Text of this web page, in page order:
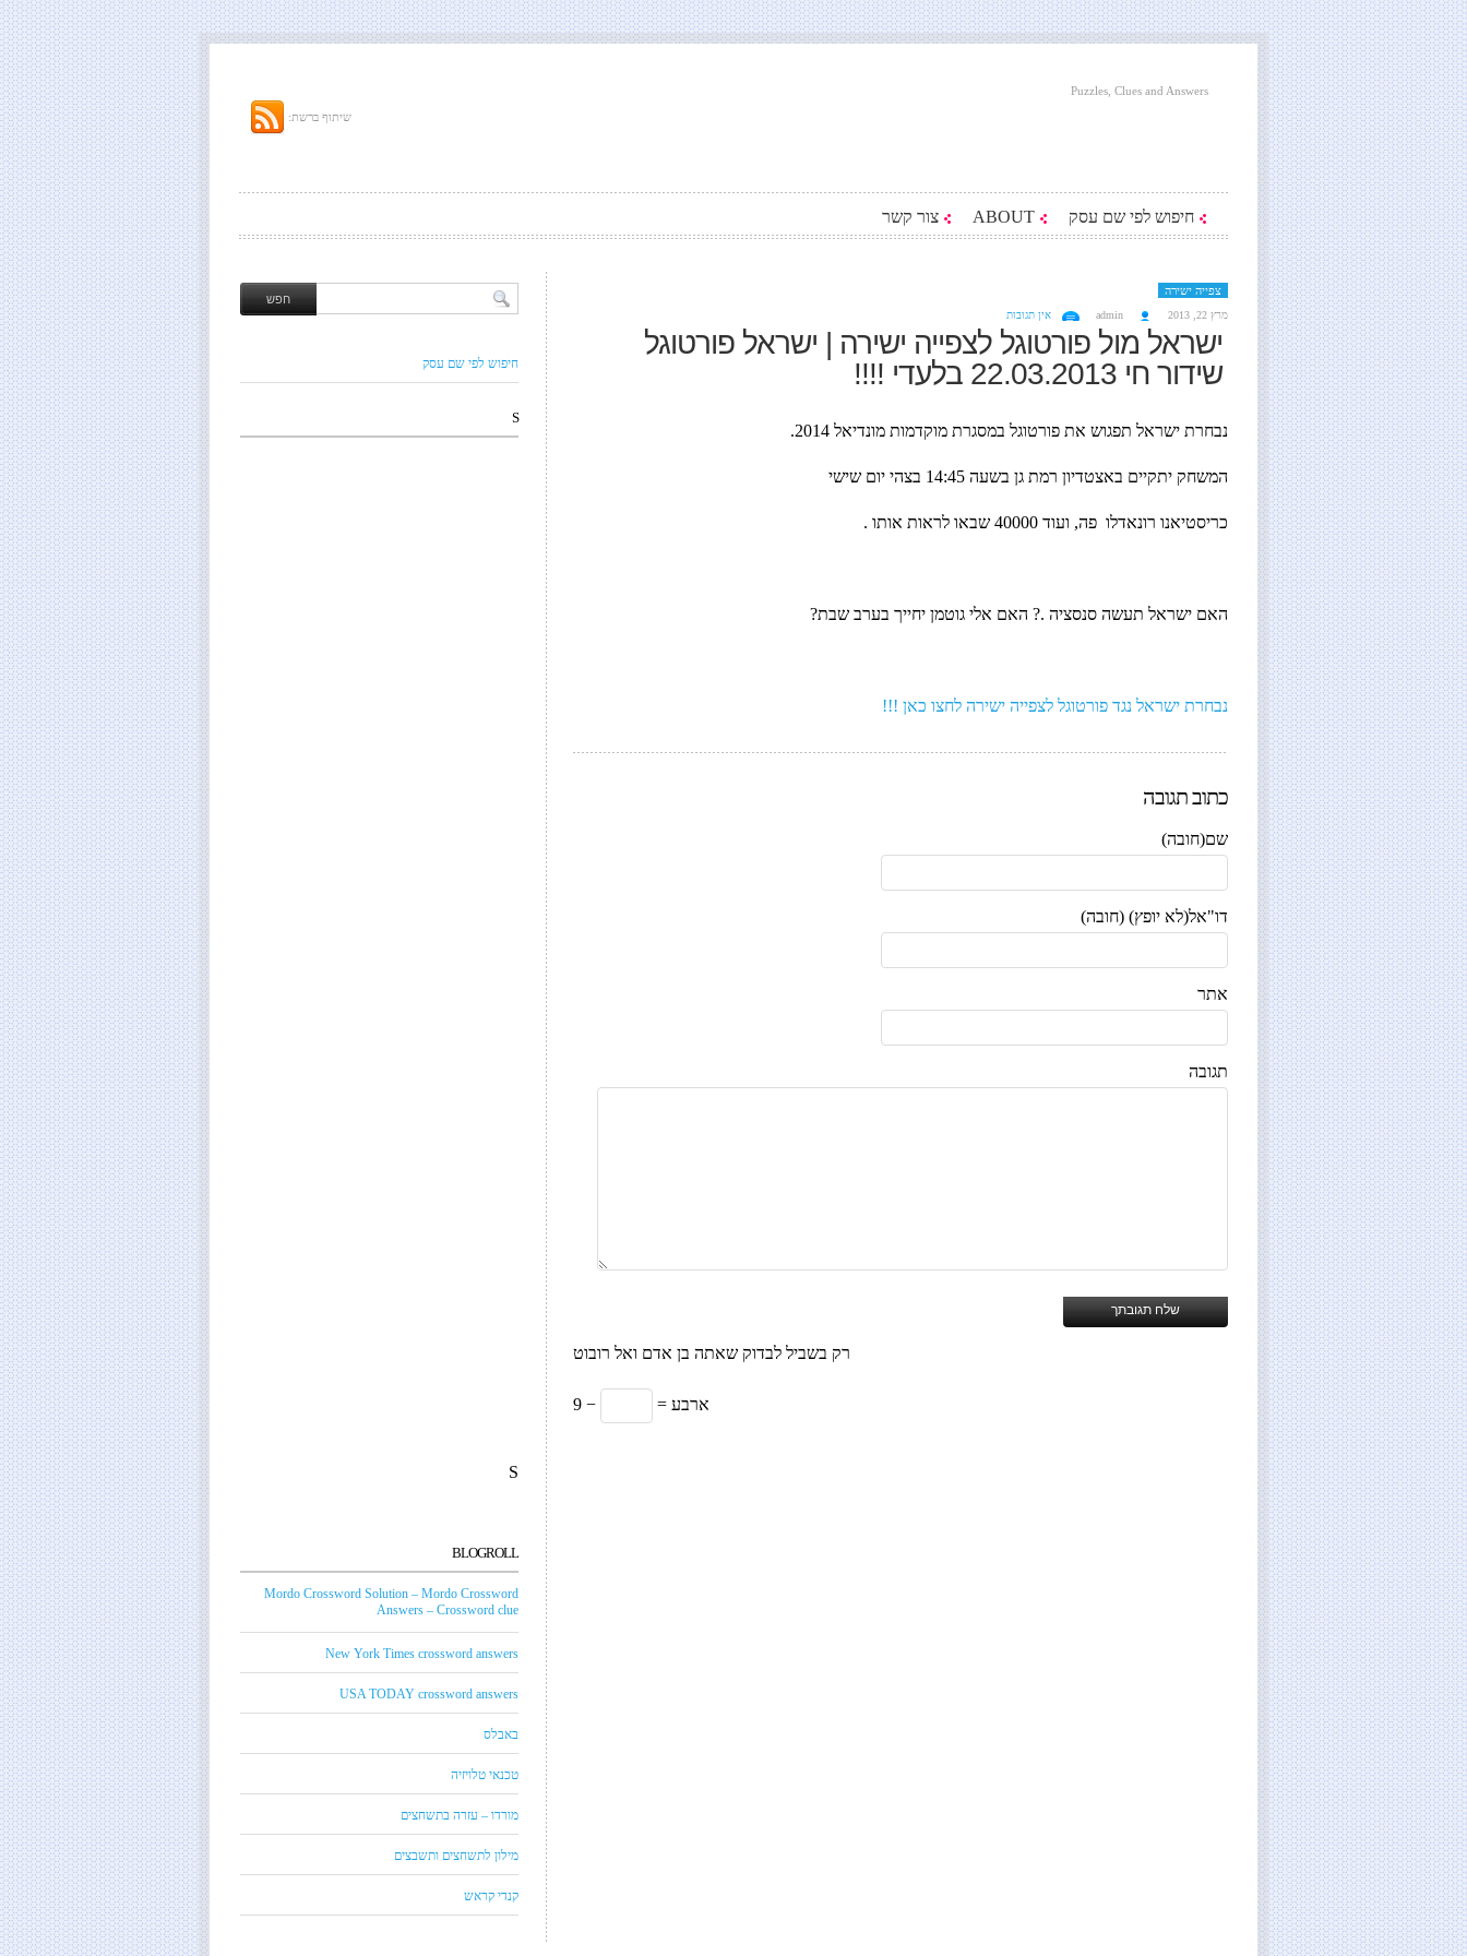
שיתוף ברשת:
חיפוש לפי שם עסק ABOUT צור קשר
צפייה ישירה
מרץ 22, 2013 admin אין תגובות
ישראל מול פורטוגל לצפייה ישירה | ישראל פורטוגל
שידור חי 22.03.2013 בלעדי !!!!
נבחרת ישראל תפגוש את פורטוגל במסגרת מוקדמות מונדיאל 2014.
המשחק יתקיים באצטדיון רמת גן בשעה 14:45 בצהי יום שישי
כריסטיאנו רונאדלו פה, ועוד 40000 שבאו לראות אותו .
האם ישראל תעשה סנסציה .? האם אלי גוטמן יחייך בערב שבת?
נבחרת ישראל נגד פורטוגל לצפייה ישירה לחצו כאן !!!
כתוב תגובה
שם(חובה)
דו"אל(לא יופץ) (חובה)
אתר
תגובה
רק בשביל לבדוק שאתה בן אדם ואל רובוט
9 − = ארבע
חיפוש לפי שם עסק
S
S
BLOGROLL
Mordo Crossword Solution – Mordo Crossword
Answers – Crossword clue
New York Times crossword answers
USA TODAY crossword answers
באבלס
טכנאי טלויזיה
מורדו – עזרה בתשחצים
מילון לתשחצים ותשבצים
קנדי קראש